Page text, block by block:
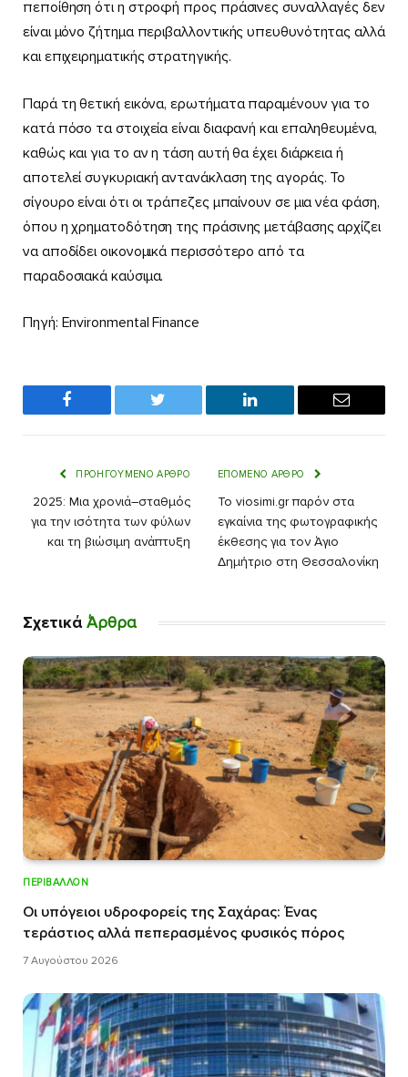
πεποίθηση ότι η στροφή προς πράσινες συναλλαγές δεν
είναι μόνο ζήτημα περιβαλλοντικής υπευθυνότητας αλλά
και επιχειρηματικής στρατηγικής.
Παρά τη θετική εικόνα, ερωτήματα παραμένουν για το
κατά πόσο τα στοιχεία είναι διαφανή και επαληθευμένα,
καθώς και για το αν η τάση αυτή θα έχει διάρκεια ή
αποτελεί συγκυριακή αντανάκλαση της αγοράς. Το
σίγουρο είναι ότι οι τράπεζες μπαίνουν σε μια νέα φάση,
όπου η χρηματοδότηση της πράσινης μετάβασης αρχίζει
να αποδίδει οικονομικά περισσότερο από τα
παραδοσιακά καύσιμα.
Πηγή: Environmental Finance
Facebook Twitter LinkedIn Email
ΠΡΟΗΓΟΎΜΕΝΟ ΆΡΘΡΟ
2025: Μια χρονιά–σταθμός
για την ισότητα των φύλων
και τη βιώσιμη ανάπτυξη
ΕΠΌΜΕΝΟ ΆΡΘΡΟ
Το viosimi.gr παρόν στα
εγκαίνια της φωτογραφικής
έκθεσης για τον Άγιο
Δημήτριο στη Θεσσαλονίκη
ΣχετικάΆρθρα
ΠΕΡΙΒΆΛΛΟΝ
Οι υπόγειοι υδροφορείς της Σαχάρας: Ένας
τεράστιος αλλά πεπερασμένος φυσικός πόρος
7 Αυγούστου 2026